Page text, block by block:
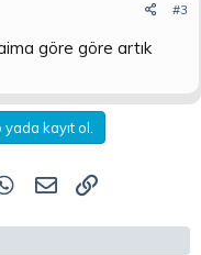
#3
göre göre artık
kayıt ol.
WhatsApp
E-posta